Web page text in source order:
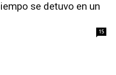
se detuvo en un
15